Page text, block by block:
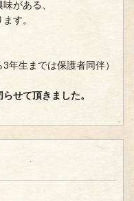
がある、
す。
年生までは保護者同伴）
せて頂きました。